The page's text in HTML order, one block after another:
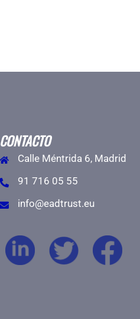
CONTACTO
Calle Méntrida 6, Madrid
91 716 05 55
info@eadtrust.eu